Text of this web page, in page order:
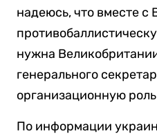
надеюсь, что вместе с
нужна
генерального
организационную
По информации